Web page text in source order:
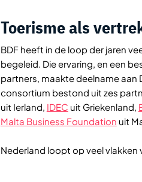
Toerisme als
BDF heeft in de loop der jaren
begeleid. Die ervaring, en een
partners, maakte deelname aan
consortium bestond uit zes
uit Ierland, IDEC uit Griekenland,
Malta Business Foundation uit
Nederland loopt op veel